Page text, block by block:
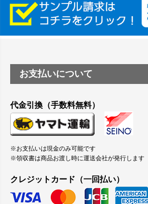
縦420mm×横650mmの包装紙に適した
お支払いについて
代金引換（手数料無料）
※お支払いは現金のみ可能です
※領収書は商品お渡し時に運送会社が発行します
クレジットカード（一回払い）